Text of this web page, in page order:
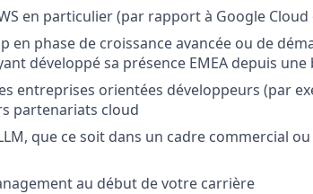
en particulier (par rapport à Google
en phase de croissance avancée ou de
développé sa présence EMEA depuis une
entreprises orientées développeurs (par
partenariats cloud
que ce soit dans un cadre commercial
au début de votre carrière